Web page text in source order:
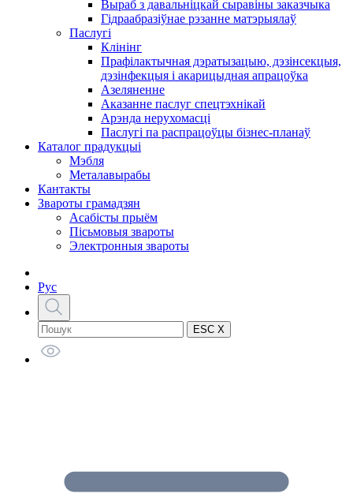
Выраб з давальніцкай сыравіны заказчыка
Гідраабразіўнае рэзанне матэрыялаў
Паслугі
Клінінг
Прафілактычная дэратызацыю, дэзiнсекцыя,
дэзінфекцыя і акарицыдная апрацоўка
Азеляненне
Аказанне паслуг спецтэхнікай
Арэнда нерухомасці
Паслугі па распрацоўцы бізнес-планаў
Каталог прадукцыі
Мэбля
Металавырабы
Кантакты
Звароты грамадзян
Асабісты прыём
Пісьмовыя звароты
Электронныя звароты
Рус
ESC X